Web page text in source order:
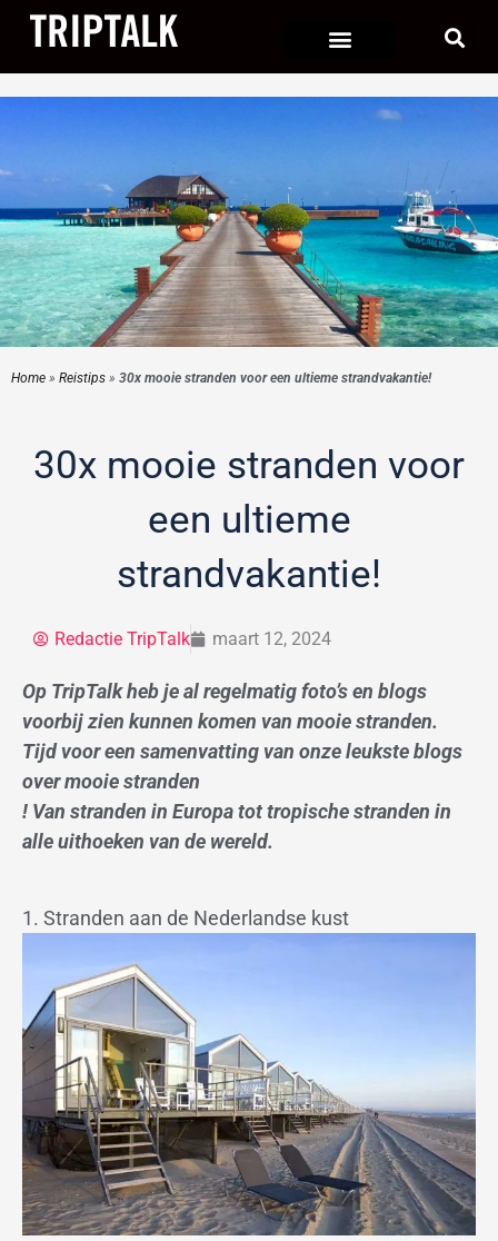
de
inhoud
Home » Reistips » 30x mooie stranden voor een ultieme strandvakantie!
30x mooie stranden voor
een ultieme
strandvakantie!
Redactie TripTalk maart 12, 2024
Op TripTalk heb je al regelmatig foto’s en blogs
voorbij zien kunnen komen van mooie stranden.
Tijd voor een samenvatting van onze leukste blogs
over mooie stranden
! Van stranden in Europa tot tropische stranden in
alle uithoeken van de wereld.
1. Stranden aan de Nederlandse kust